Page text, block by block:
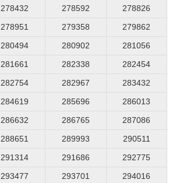
278432 278592
278826
278951 279358
279862
280494 280902
281056
281661 282338
282454
282754 282967
283432
284619 285696
286013
286632 286765
287086
288651 289993
290511
291314 291686
292775
293477 293701
294016